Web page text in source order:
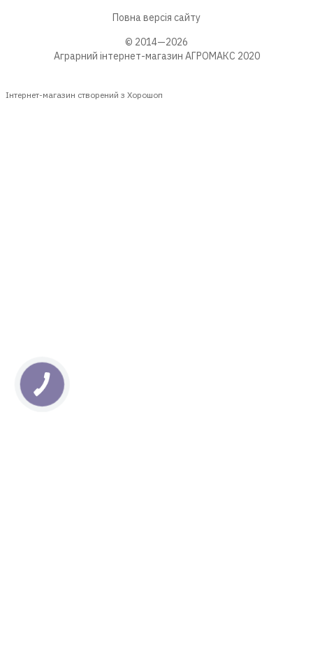
Повна версія сайту
© 2014—2026
Аграрний інтернет-магазин АГРОМАКС 2020
Інтернет-магазин створений з Хорошоп